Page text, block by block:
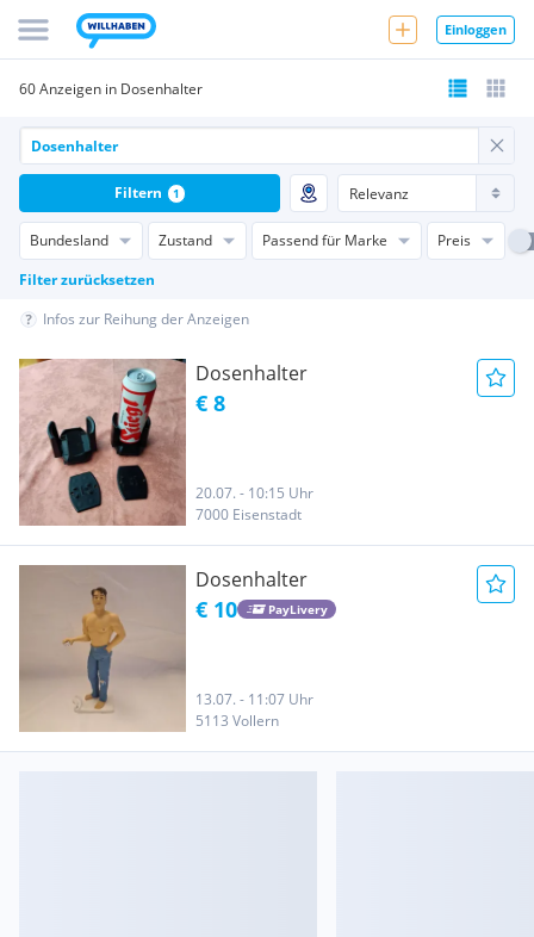
Einloggen
60 Anzeigen in Dosenhalter
Bundesland Zustand Passend für Marke
Preis
Filter zurücksetzen
Filtern 1
Infos zur Reihung der Anzeigen
Dosenhalter
€ 8
20.07. - 10:15 Uhr
7000 Eisenstadt
Dosenhalter
€ 10 PayLivery
13.07. - 11:07 Uhr
5113 Vollern